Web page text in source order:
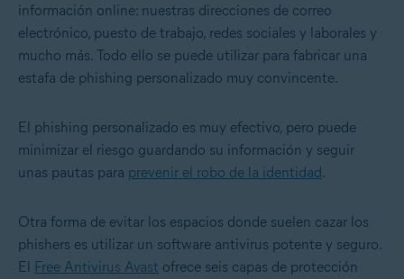
información online: nuestras direcciones de correo
electrónico, puesto de trabajo, redes sociales y laborales y
mucho más. Todo ello se puede utilizar para fabricar una
estafa de phishing personalizado muy convincente.
El phishing personalizado es muy efectivo, pero puede
minimizar el riesgo guardando su información y seguir
unas pautas para prevenir el robo de la identidad.
Otra forma de evitar los espacios donde suelen cazar los
phishers es utilizar un software antivirus potente y seguro.
El Free Antivirus Avast ofrece seis capas de protección